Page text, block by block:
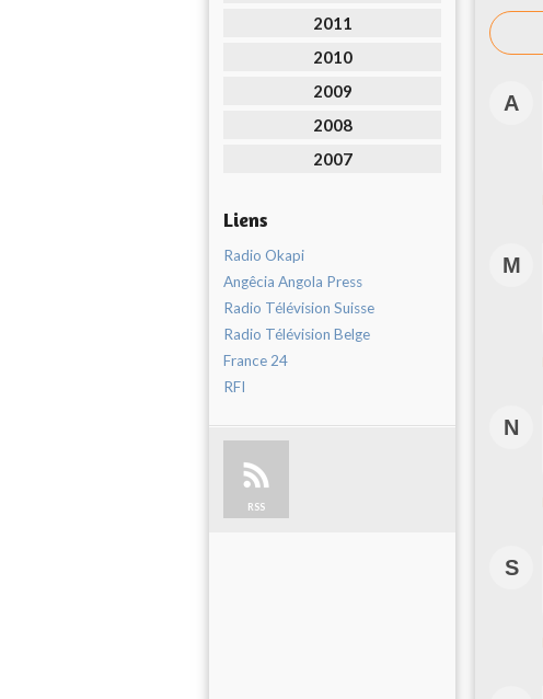
2011
2010
2009
2008
2007
Liens
Radio Okapi
Angêcia Angola Press
Radio Télévision Suisse
Radio Télévision Belge
France 24
RFI
RSS
A
M
N
S